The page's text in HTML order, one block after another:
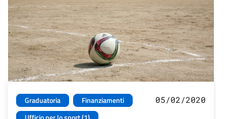
Graduatoria
Finanziamenti
05/02/2020